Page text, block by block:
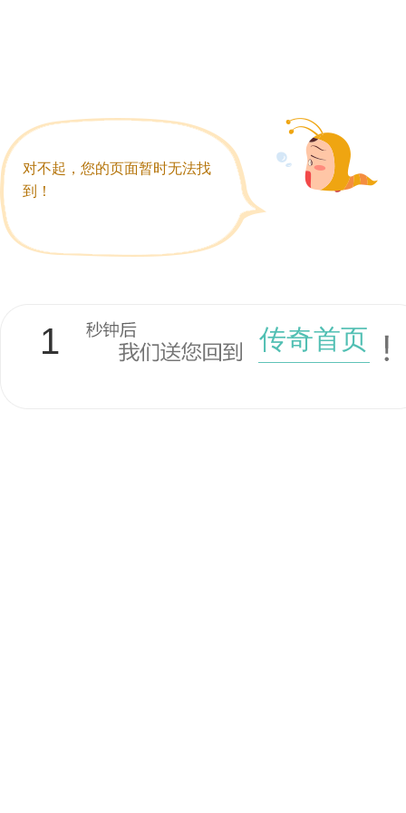
对不起，您的页面暂时无法找
到！
1 传奇首页